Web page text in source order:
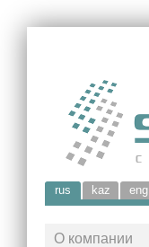
rus kaz eng
О компании